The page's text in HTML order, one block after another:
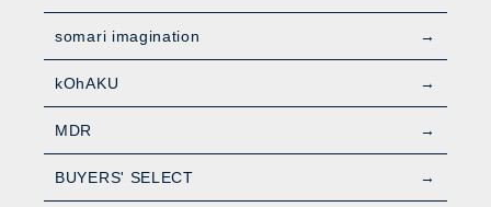
somari imagination
kOhAKU
MDR
BUYERS' SELECT